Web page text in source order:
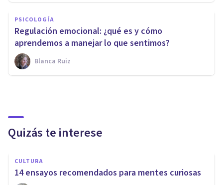
PSICOLOGÍA
Regulación emocional: ¿qué es y cómo
aprendemos a manejar lo que sentimos?
Blanca Ruiz
Quizás te interese
CULTURA
14 ensayos recomendados para mentes curiosas